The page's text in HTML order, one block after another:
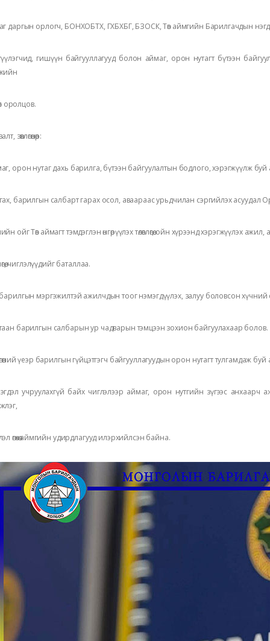
даргын орлогч, БОНХОБТХ, ГХБХБГ, БЗОСК, Төв аймгийн Барилгачдын
гишүүн байгууллагууд болон аймаг, орон нутагт бүтээн
оролцов.
зөвлөгөөнөөр:
орон нутаг дахь барилга, бүтээн байгуулалтын бодлого, хэрэгжүүлж буй
барилгын салбарт гарах осол, аваараас урьдчилан сэргийлэх асуудал
ойг Төв аймагт тэмдэглэн өнгөрүүлэх төлөвлөгөө, ойн хүрээнд хэрэгжүүлэх
чиглэлүүдийг баталлаа.
мэргэжилтэй ажилчдын тоог нэмэгдүүлэх, залуу боловсон
барилгын салбарын ур чадварын тэмцээн зохион байгуулахаар болов.
үеэр барилгын гүйцэтгэгч байгууллагуудын орон нутагт тулгамдаж
учруулахгүй байх чиглэлээр аймаг, орон нутгийн зүгээс анхаарч
өгөхөө аймгийн удирдлагууд илэрхийлсэн байна.